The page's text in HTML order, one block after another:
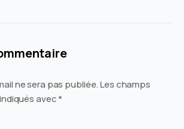
ne sera pas publiée.Les champs
avec*